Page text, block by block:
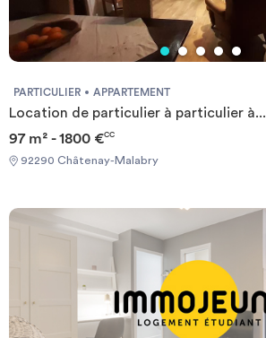
PARTICULIER APPARTEMENT
Location de particulier à particulier à...
97 m² - 1800 €CC
92290 Châtenay-Malabry